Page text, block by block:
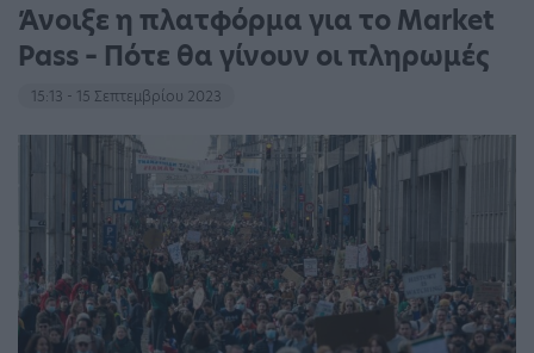
Άνοιξε η πλατφόρμα για το Market
Pass – Πότε θα γίνουν οι πληρωμές
15:13 - 15 Σεπτεμβρίου 2023